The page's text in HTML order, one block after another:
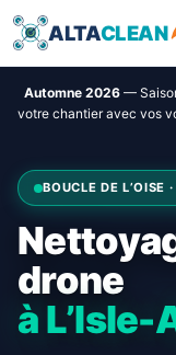
ALTACLEAN
Automne 2026—
votre chantier avec vos
BOUCLE DE L’OISE
drone
à